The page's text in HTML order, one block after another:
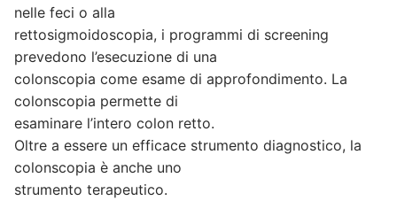
nelle feci o alla
rettosigmoidoscopia, i programmi di screening
prevedono l’esecuzione di una
colonscopia come esame di approfondimento. La
colonscopia permette di
esaminare l’intero colon retto.
Oltre a essere un efficace strumento diagnostico, la
colonscopia è anche uno
strumento terapeutico.